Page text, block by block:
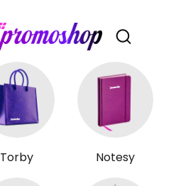
Otwórz
Torby Notesy